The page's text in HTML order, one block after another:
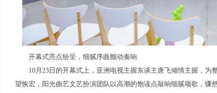
开幕式亮点纷呈，细腻序曲颤动奏响
10月23日的开幕式上，亚洲电视主握东谈主唐飞倾情主握，为
望恢宏，阳光曲艺文艺扮演团队以高潮的饱读点敲响细腻颂歌，骤